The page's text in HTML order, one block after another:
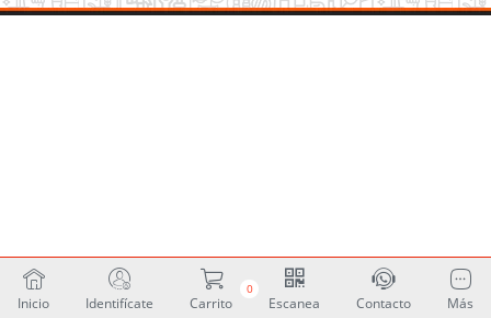
Inicio Identifícate
0
Carrito Escanea Contacto Más